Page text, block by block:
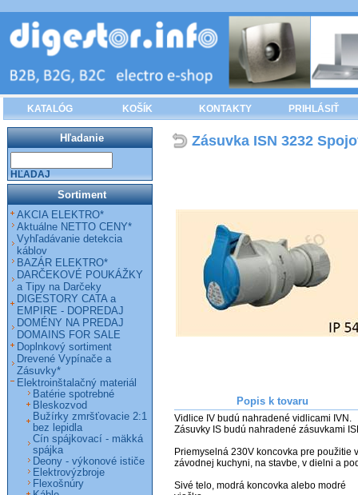
KATALÓG KOŠÍK KONTAKTY PRIHLÁSIŤ
Zásuvka ISN 3232
Popis k tovaru
Vidlice IV budú nahradené vidlicami IVN.
Zásuvky IS budú nahradené zásuvkami
Priemyselná 230V koncovka pre použitie v
závodnej kuchyni, na stavbe, v dielni a
Sivé telo, modrá koncovka alebo modré
Hľadanie
HĽADAJ
Sortiment
AKCIA ELEKTRO*
Aktuálne NETTO CENY*
Vyhľadávanie detekcia
káblov
BAZÁR ELEKTRO*
DARČEKOVÉ POUKÁŽKY
a Tipy na Darčeky
DIGESTORY CATA a
EMPIRE - DOPREDAJ
DOMÉNY NA PREDAJ
DOMAINS FOR SALE
Doplnkový sortiment
Drevené Vypínače a
Zásuvky*
Elektroinštalačný materiál
Batérie spotrebné
Bleskozvod
Bužírky zmršťovacie 2:1
bez lepidla
Cín spájkovací - mäkká
spájka
Deony - výkonové ističe
Elektrovýzbroje
Flexošnúry